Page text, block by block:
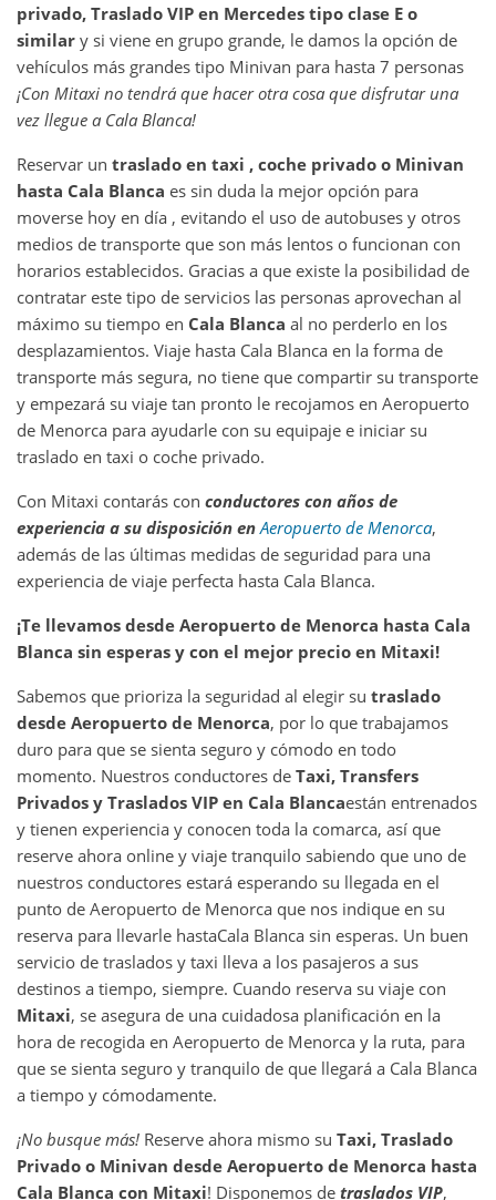
privado, Traslado VIP en Mercedes tipo clase E o
similar y si viene en grupo grande, le damos la opción de
vehículos más grandes tipo Minivan para hasta 7 personas
¡Con Mitaxi no tendrá que hacer otra cosa que disfrutar una
vez llegue a Cala Blanca!
Reservar un traslado en taxi , coche privado o Minivan
hasta Cala Blanca es sin duda la mejor opción para
moverse hoy en día , evitando el uso de autobuses y otros
medios de transporte que son más lentos o funcionan con
horarios establecidos. Gracias a que existe la posibilidad de
contratar este tipo de servicios las personas aprovechan al
máximo su tiempo en Cala Blanca al no perderlo en los
desplazamientos. Viaje hasta Cala Blanca en la forma de
transporte más segura, no tiene que compartir su transporte
y empezará su viaje tan pronto le recojamos en Aeropuerto
de Menorca para ayudarle con su equipaje e iniciar su
traslado en taxi o coche privado.
Con Mitaxi contarás con conductores con años de
experiencia a su disposición enAeropuerto de Menorca,
además de las últimas medidas de seguridad para una
experiencia de viaje perfecta hasta Cala Blanca.
¡Te llevamos desde Aeropuerto de Menorca hasta Cala
Blanca sin esperas y con el mejor precio en Mitaxi!
Sabemos que prioriza la seguridad al elegir su traslado
desde Aeropuerto de Menorca, por lo que trabajamos
duro para que se sienta seguro y cómodo en todo
momento. Nuestros conductores de Taxi, Transfers
Privados y Traslados VIP en Cala Blancaestán entrenados
y tienen experiencia y conocen toda la comarca, así que
reserve ahora online y viaje tranquilo sabiendo que uno de
nuestros conductores estará esperando su llegada en el
punto de Aeropuerto de Menorca que nos indique en su
reserva para llevarle hastaCala Blanca sin esperas. Un buen
servicio de traslados y taxi lleva a los pasajeros a sus
destinos a tiempo, siempre. Cuando reserva su viaje con
Mitaxi, se asegura de una cuidadosa planificación en la
hora de recogida en Aeropuerto de Menorca y la ruta, para
que se sienta seguro y tranquilo de que llegará a Cala Blanca
a tiempo y cómodamente.
¡No busque más! Reserve ahora mismo su Taxi, Traslado
Privado o Minivan desde Aeropuerto de Menorca hasta
Cala Blanca con Mitaxi! Disponemos de traslados VIP,